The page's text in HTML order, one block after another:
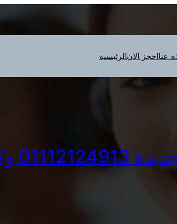
الرئيسيةاحجز الانعنا
الجديدة